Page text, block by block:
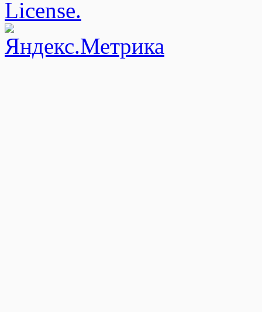
License.